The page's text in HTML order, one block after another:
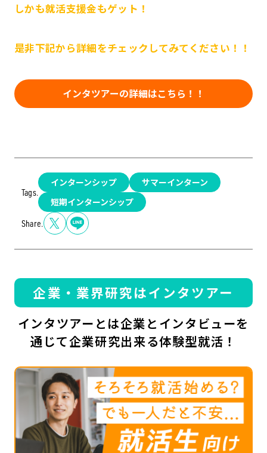
しかも就活支援金もゲット！
是非下記から詳細をチェックしてみてください！！
インタツアーの詳細はこちら！！
Tags.
インターンシップ
サマーインターン
短期インターンシップ
Share.
企業・業界研究はインタツアー
インタツアーとは企業とインタビューを
通じて企業研究出来る体験型就活！